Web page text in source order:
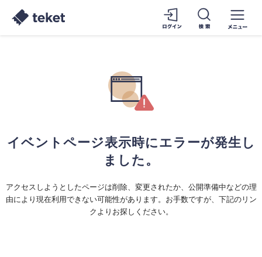
イベントページ表示時にエラーが発生し
ました。
アクセスしようとしたページは削除、変更されたか、公開準備中などの理
由により現在利用できない可能性があります。お手数ですが、下記のリン
クよりお探しください。